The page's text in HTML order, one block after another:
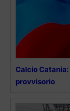
Calcio
provvisorio